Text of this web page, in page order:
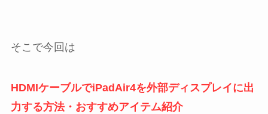
そこで今回は
HDMIケーブルでiPadAir4を外部ディスプレイに出
力する方法・おすすめアイテム紹介